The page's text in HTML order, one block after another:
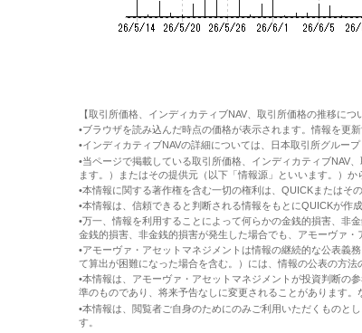
【取引所価格、インディカティブNAV、取引所価格の推移につ
•ブラウザを読み込んだ時点の価格が表示されます。情報を更
•インディカティブNAVの詳細については、日本取引所グループ
•当ページで掲載している取引所価格、インディカティブNAV
ます。）またはその提供元（以下「情報源」といいます。）か
•本情報に関する著作権を含む一切の権利は、QUICKまたはそ
•本情報は、信頼できると判断される情報をもとにQUICKが作
•万一、情報を利用することによって何らかの金銭的損害、非
金銭的損害、非金銭的損害が発生した場合でも、アモーヴァ
•アモーヴァ・アセットマネジメントは情報の継続的な公表義
て算出が困難になった場合を含む。）には、情報の公表の方
•本情報は、アモーヴァ・アセットマネジメントが投資判断の
準のものであり、将来予告なしに変更されることがあります
•本情報は、閲覧者ご自身のためにのみご利用いただくものと
す。